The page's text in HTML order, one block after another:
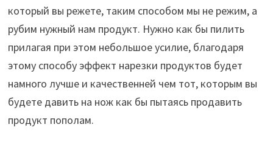
который вы режете, таким способом мы не режим, а
рубим нужный нам продукт. Нужно как бы пилить
прилагая при этом небольшое усилие, благодаря
этому способу эффект нарезки продуктов будет
намного лучше и качественней чем тот, которым вы
будете давить на нож как бы пытаясь продавить
продукт пополам.